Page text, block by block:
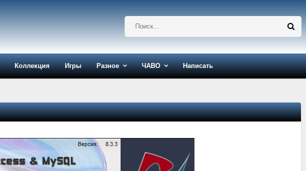
Коллекция Игры Разное ЧАВО Написать